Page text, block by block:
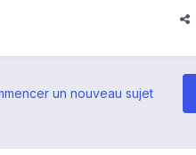
un nouveau sujet